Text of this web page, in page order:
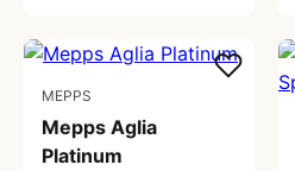
MEPPS
Mepps Aglia
Platinum